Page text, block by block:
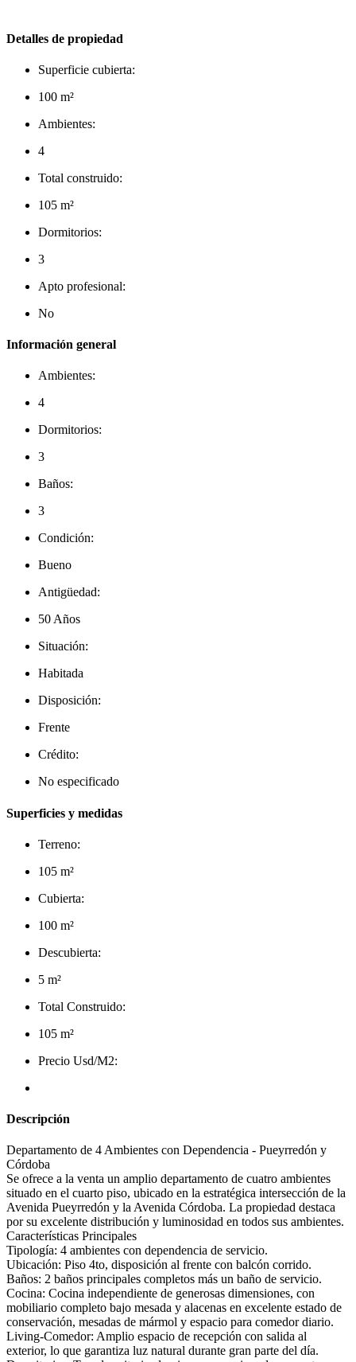
Detalles de propiedad
Superficie cubierta:
100 m²
Ambientes:
4
Total construido:
105 m²
Dormitorios:
3
Apto profesional:
No
Información general
Ambientes:
4
Dormitorios:
3
Baños:
3
Condición:
Bueno
Antigüedad:
50 Años
Situación:
Habitada
Disposición:
Frente
Crédito:
No especificado
Superficies y medidas
Terreno:
105 m²
Cubierta:
100 m²
Descubierta:
5 m²
Total Construido:
105 m²
Precio Usd/M2:
Descripción
Departamento de 4 Ambientes con Dependencia - Pueyrredón y
Córdoba
Se ofrece a la venta un amplio departamento de cuatro ambientes
situado en el cuarto piso, ubicado en la estratégica intersección de la
Avenida Pueyrredón y la Avenida Córdoba. La propiedad destaca
por su excelente distribución y luminosidad en todos sus ambientes.
Características Principales
Tipología: 4 ambientes con dependencia de servicio.
Ubicación: Piso 4to, disposición al frente con balcón corrido.
Baños: 2 baños principales completos más un baño de servicio.
Cocina: Cocina independiente de generosas dimensiones, con
mobiliario completo bajo mesada y alacenas en excelente estado de
conservación, mesadas de mármol y espacio para comedor diario.
Living-Comedor: Amplio espacio de recepción con salida al
exterior, lo que garantiza luz natural durante gran parte del día.